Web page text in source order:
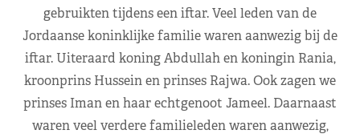
gebruikten tijdens een iftar. Veel leden van de
Jordaanse koninklijke familie waren aanwezig bij de
iftar. Uiteraard koning Abdullah en koningin Rania,
kroonprins Hussein en prinses Rajwa. Ook zagen we
prinses Iman en haar echtgenoot Jameel. Daarnaast
waren veel verdere familieleden waren aanwezig,